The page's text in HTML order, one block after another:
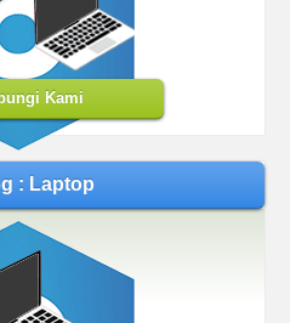
Kami
: Laptop